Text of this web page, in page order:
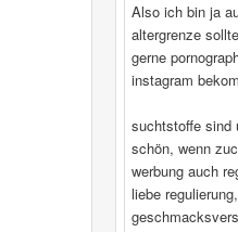
Also ich bin ja
altergrenze
gerne
instagram
suchtstoffe sind
schön, wenn
werbung auch
liebe